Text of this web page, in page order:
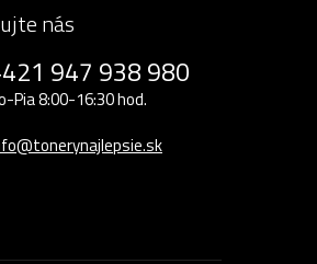
nás
947 938 980
Pia 8:00-16:30 hod.